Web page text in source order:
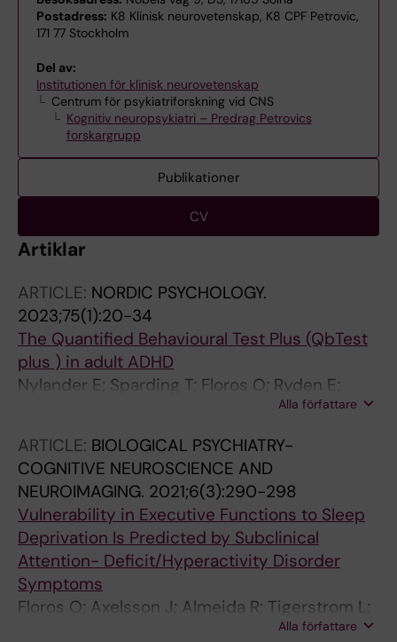
Postadress: K8 Klinisk neurovetenskap, K8 CPF Petrovic,
171 77 Stockholm
Del av:
Institutionen för klinisk neurovetenskap
Centrum för psykiatriforskning vid CNS
Kognitiv neuropsykiatri – Predrag Petrovics
forskargrupp
Publikationer
CV
Artiklar
ARTICLE: NORDIC PSYCHOLOGY.
2023;75(1):20-34
The Quantified Behavioural Test Plus (QbTest
plus ) in adult ADHD
Nylander E; Sparding T; Floros O; Ryden E;
Alla författare
ARTICLE: BIOLOGICAL PSYCHIATRY-
COGNITIVE NEUROSCIENCE AND
NEUROIMAGING. 2021;6(3):290-298
Vulnerability in Executive Functions to Sleep
Deprivation Is Predicted by Subclinical
Attention- Deficit/Hyperactivity Disorder
Symptoms
Floros O; Axelsson J; Almeida R; Tigerstrom L;
Lekander M; Sundelin T; Petrovic PAlla författare